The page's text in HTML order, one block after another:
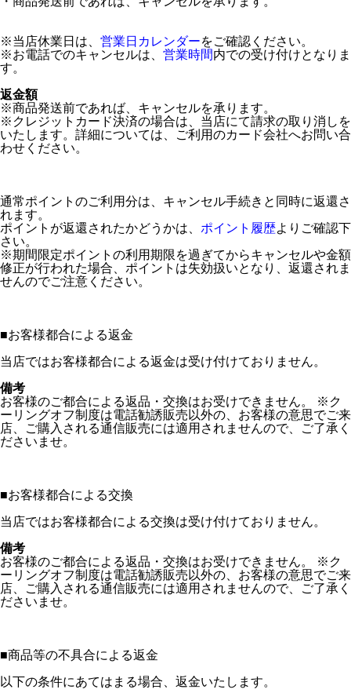
※当店休業日は、 営業日カレンダーをご確認ください。
※お電話でのキャンセルは、 営業時間内での受け付けとなりま
す。
返金額
※商品発送前であれば、キャンセルを承ります。
※クレジットカード決済の場合は、当店にて請求の取り消しを
いたします。詳細については、ご利用のカード会社へお問い合
わせください。
通常ポイントのご利用分は、キャンセル手続きと同時に返還さ
れます。
ポイントが返還されたかどうかは、 ポイント履歴よりご確認下
さい。
※期間限定ポイントの利用期限を過ぎてからキャンセルや金額
修正が行われた場合、ポイントは失効扱いとなり、返還されま
せんのでご注意ください。
■お客様都合による返金
当店ではお客様都合による返金は受け付けておりません。
備考
お客様のご都合による返品・交換はお受けできません。 ※ク
ーリングオフ制度は電話勧誘販売以外の、お客様の意思でご来
店、ご購入される通信販売には適用されませんので、ご了承く
ださいませ。
■お客様都合による交換
当店ではお客様都合による交換は受け付けておりません。
備考
お客様のご都合による返品・交換はお受けできません。 ※ク
ーリングオフ制度は電話勧誘販売以外の、お客様の意思でご来
店、ご購入される通信販売には適用されませんので、ご了承く
ださいませ。
■商品等の不具合による返金
以下の条件にあてはまる場合、返金いたします。